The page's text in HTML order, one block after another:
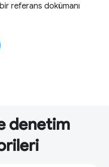
referans dokümanı
denetim